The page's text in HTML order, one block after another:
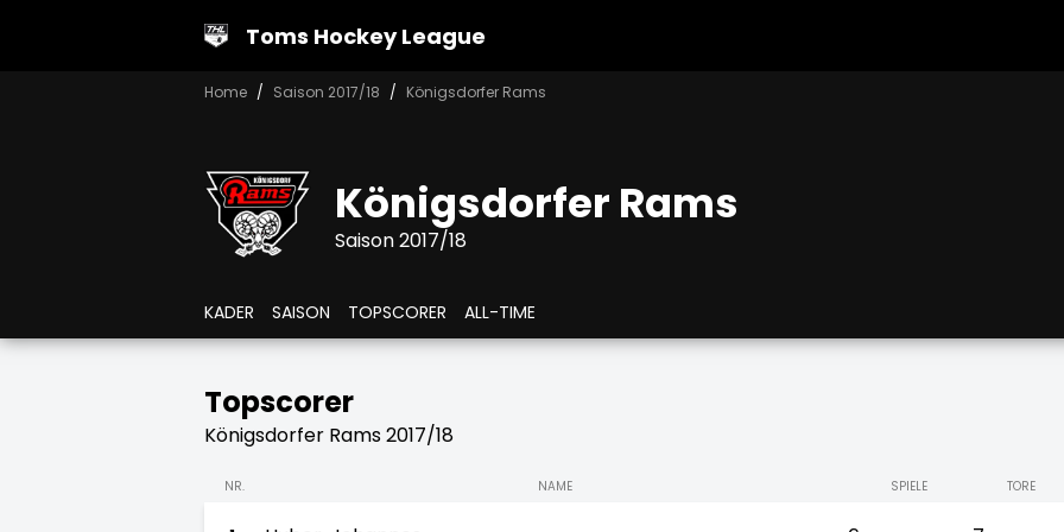
Toms Hockey League
Home Saison 2017/18 Königsdorfer Rams
Königsdorfer Rams
Saison 2017/18
KADER SAISON TOPSCORER ALL-TIME
Topscorer
Königsdorfer Rams 2017/18
NR. NAME SPIELE TORE